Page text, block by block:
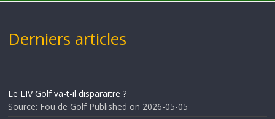
Derniers articles
Le LIV Golf va-t-il disparaitre ?
Source: Fou de Golf Published on 2026-05-05